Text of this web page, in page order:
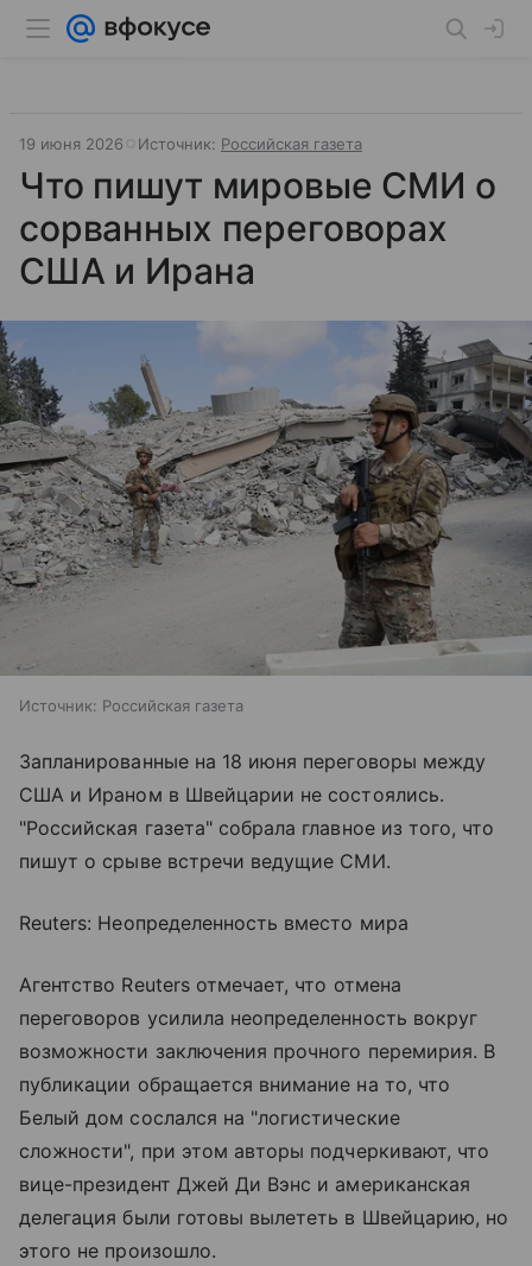
19 июня 2026 Источник: Российская газета
Что пишут мировые СМИ о
сорванных переговорах
США и Ирана
Источник: Российская газета
Запланированные на 18 июня переговоры между
США и Ираном в Швейцарии не состоялись.
"Российская газета" собрала главное из того, что
пишут о срыве встречи ведущие СМИ.
Reuters: Неопределенность вместо мира
Агентство Reuters отмечает, что отмена
переговоров усилила неопределенность вокруг
возможности заключения прочного перемирия. В
публикации обращается внимание на то, что
Белый дом сослался на "логистические
сложности", при этом авторы подчеркивают, что
вице-президент Джей Ди Вэнс и американская
делегация были готовы вылететь в Швейцарию, но
этого не произошло.